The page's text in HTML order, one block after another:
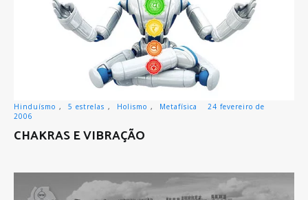
Hinduísmo , 5 estrelas , Holismo , Metafísica
24 fevereiro de
2006
CHAKRAS E VIBRAÇÃO